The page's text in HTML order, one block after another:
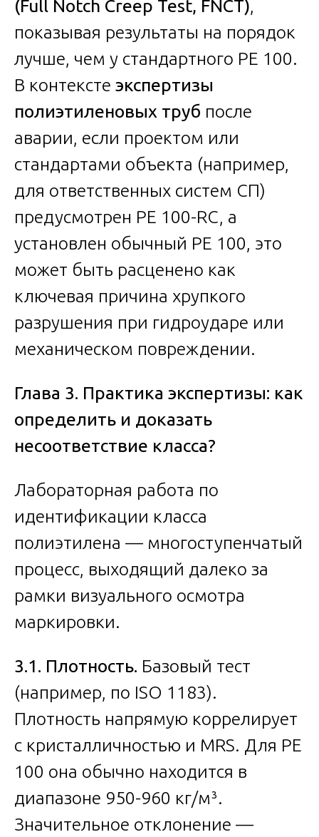
(Full Notch Creep Test, FNCT),
показывая результаты на порядок
лучше, чем у стандартного PE 100.
В контексте экспертизы
полиэтиленовых труб после
аварии, если проектом или
стандартами объекта (например,
для ответственных систем СП)
предусмотрен PE 100-RC, а
установлен обычный PE 100, это
может быть расценено как
ключевая причина хрупкого
разрушения при гидроударе или
механическом повреждении.
Глава 3. Практика экспертизы: как
определить и доказать
несоответствие класса?
Лабораторная работа по
идентификации класса
полиэтилена — многоступенчатый
процесс, выходящий далеко за
рамки визуального осмотра
маркировки.
3.1. Плотность. Базовый тест
(например, по ISO 1183).
Плотность напрямую коррелирует
с кристалличностью и MRS. Для PE
100 она обычно находится в
диапазоне 950-960 кг/м³.
Значительное отклонение —